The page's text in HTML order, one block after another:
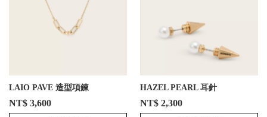
LAIO PAVE 造型項鍊
NT$ 3,600
HAZEL PEARL 耳針
NT$ 2,300